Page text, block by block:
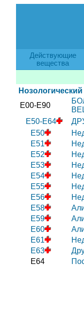
Действующие
вещества
Нозологический
E00-E90
E50-E64
E50
E51
E52
E53
E54
E55
E56
E58
E59
E60
E61
E63
E64